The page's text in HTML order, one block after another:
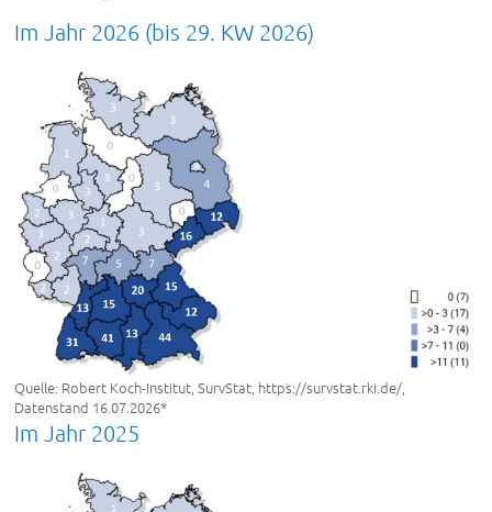
Im Jahr 2026 (bis 29. KW 2026)
Quelle: Robert Koch-Institut, SurvStat, https://survstat.rki.de/,
Datenstand 16.07.2026*
Im Jahr 2025